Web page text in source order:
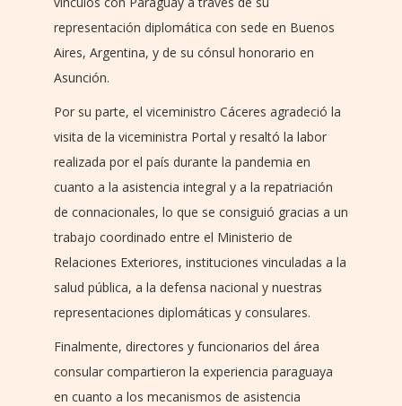
representación diplomática con sede en Buenos
Aires, Argentina, y de su cónsul honorario en
Asunción.
Por su parte, el viceministro Cáceres agradeció la
visita de la viceministra Portal y resaltó la labor
realizada por el país durante la pandemia en
cuanto a la asistencia integral y a la repatriación
de connacionales, lo que se consiguió gracias a un
trabajo coordinado entre el Ministerio de
Relaciones Exteriores, instituciones vinculadas a la
salud pública, a la defensa nacional y nuestras
representaciones diplomáticas y consulares.
Finalmente, directores y funcionarios del área
consular compartieron la experiencia paraguaya
en cuanto a los mecanismos de asistencia